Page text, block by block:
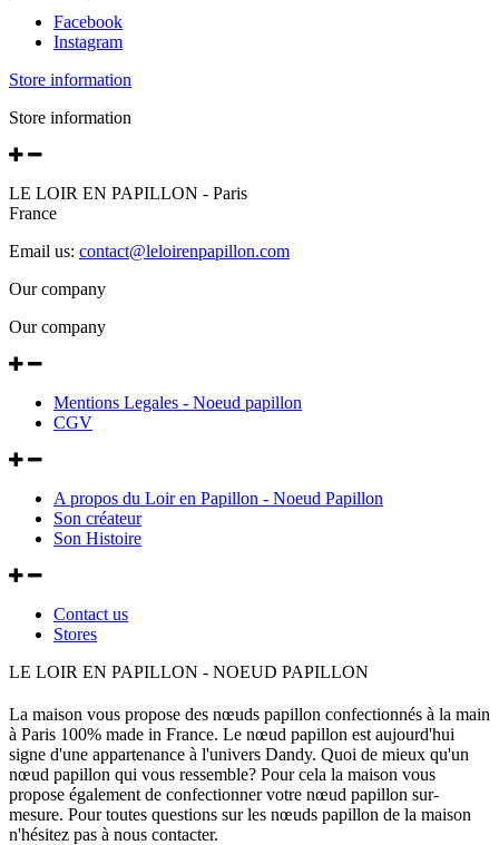
Facebook
Instagram
Store information
Store information
LE LOIR EN PAPILLON - Paris
France
Email us: contact@leloirenpapillon.com
Our company
Our company
Mentions Legales - Noeud papillon
CGV
A propos du Loir en Papillon - Noeud Papillon
Son créateur
Son Histoire
Contact us
Stores
LE LOIR EN PAPILLON - NOEUD PAPILLON
La maison vous propose des nœuds papillon confectionnés à la main
à Paris 100% made in France. Le nœud papillon est aujourd'hui
signe d'une appartenance à l'univers Dandy. Quoi de mieux qu'un
nœud papillon qui vous ressemble? Pour cela la maison vous
propose également de confectionner votre nœud papillon sur-
mesure. Pour toutes questions sur les nœuds papillon de la maison
n'hésitez pas à nous contacter.